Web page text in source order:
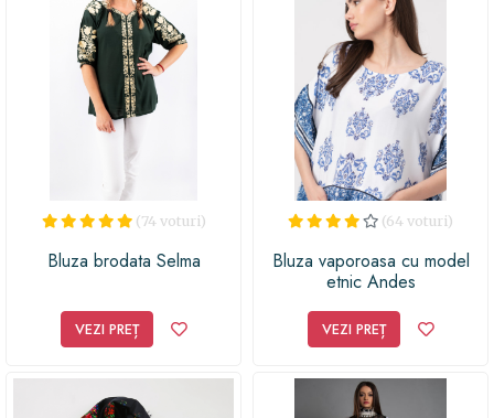
(74 voturi)
Bluza brodata Selma
VEZI PREȚ
(64 voturi)
Bluza vaporoasa cu model
etnic Andes
VEZI PREȚ